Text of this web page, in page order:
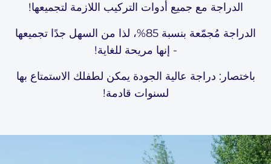
الدراجة مع جميع أدوات التركيب اللازمة لتجميعها!
الدراجة مُجمّعة بنسبة 85%، لذا من السهل جدًا تجميعها
- إنها مريحة للغاية!
باختصار: دراجة عالية الجودة يمكن لطفلك الاستمتاع بها
لسنوات قادمة!
Welcome to Volare
United States. Please select your
Ship to